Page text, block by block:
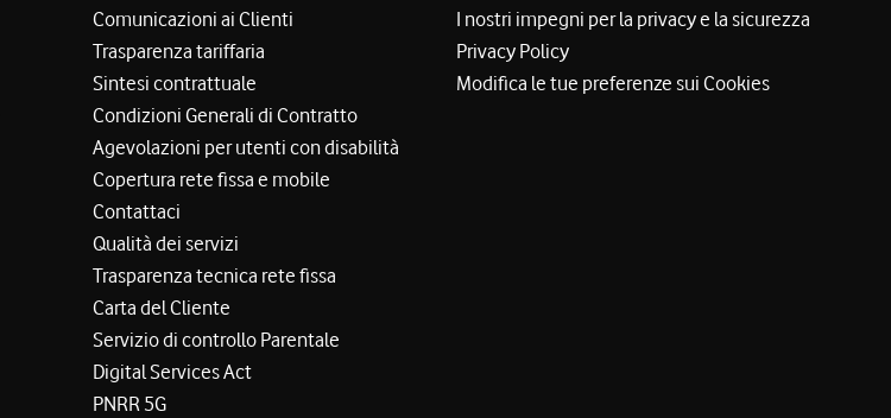
Comunicazioni ai Clienti
Trasparenza tariffaria
Sintesi contrattuale
Condizioni Generali di Contratto
Agevolazioni per utenti con disabilità
Copertura rete fissa e mobile
Contattaci
Qualità dei servizi
Trasparenza tecnica rete fissa
Carta del Cliente
Servizio di controllo Parentale
Digital Services Act
PNRR 5G
I nostri impegni per la privacy e la sicurezza
Privacy Policy
Modifica le tue preferenze sui Cookies